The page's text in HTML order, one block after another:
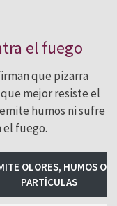
OLORES, HUMOS O
PARTÍCULAS
el fuego
que pizarra
mejor resiste el
humos ni sufre
fuego.